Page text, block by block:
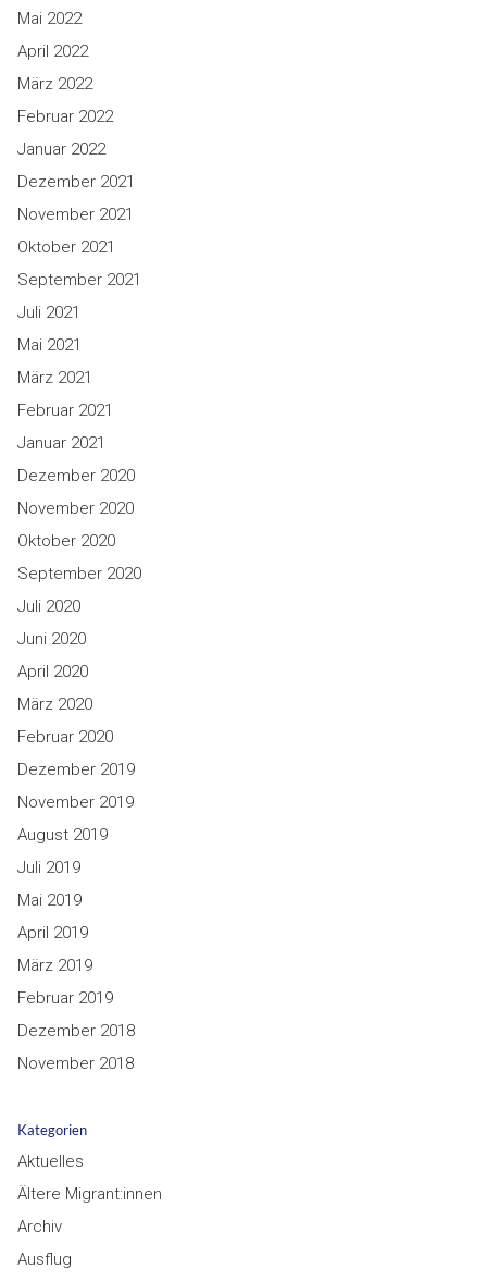
Mai 2022
April 2022
März 2022
Februar 2022
Januar 2022
Dezember 2021
November 2021
Oktober 2021
September 2021
Juli 2021
Mai 2021
März 2021
Februar 2021
Januar 2021
Dezember 2020
November 2020
Oktober 2020
September 2020
Juli 2020
Juni 2020
April 2020
März 2020
Februar 2020
Dezember 2019
November 2019
August 2019
Juli 2019
Mai 2019
April 2019
März 2019
Februar 2019
Dezember 2018
November 2018
Kategorien
Aktuelles
Ältere Migrant:innen
Archiv
Ausflug